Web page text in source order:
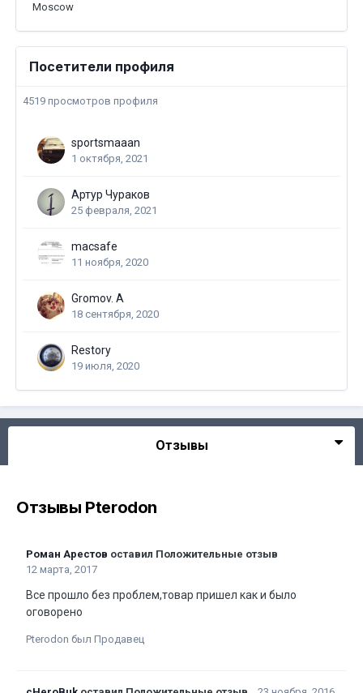
Moscow
Посетители профиля
4519 просмотров профиля
sportsmaaan
1 октября, 2021
Артур Чураков
25 февраля, 2021
macsafe
11 ноября, 2020
Gromov. A
18 сентября, 2020
Restory
19 июля, 2020
Отзывы
Отзывы Pterodon
Роман Арестов оставил Положительные отзыв
12 марта, 2017
Все прошло без проблем,товар пришел как и было
оговорено
Pterodon был Продавец